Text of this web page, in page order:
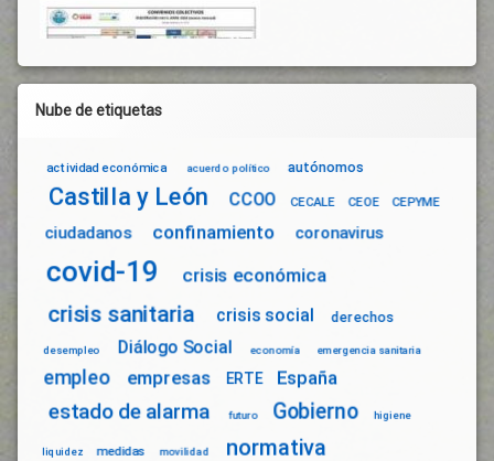
Nube de etiquetas
actividad económica acuerdo político autónomos
Castilla y León CCOO CECALE CEOE CEPYME
ciudadanos confinamiento coronavirus
covid-19 crisis económica
crisis sanitaria crisis social derechos
desempleo Diálogo Social economía emergencia sanitaria
empleo empresas ERTE España
estado de alarma futuro Gobierno higiene
liquidez medidas movilidad normativa